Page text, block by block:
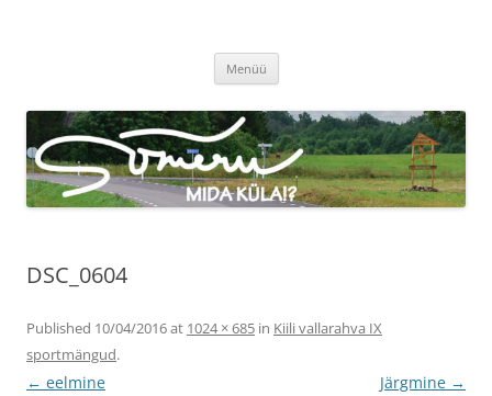
Menüü Liigu
juurde
DSC_0604
Published 10/04/2016at 1024 × 685 in Kiili vallarahva IX
sportmängud.
← eelmine Järgmine →